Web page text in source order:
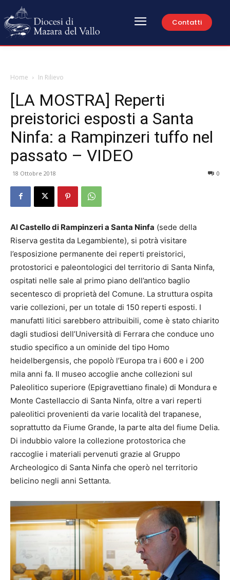
Contatti
Home In Rilievo
[LA MOSTRA] Reperti
preistorici esposti a Santa
Ninfa: a Rampinzeri tuffo nel
passato – VIDEO
18 Ottobre 2018 0
Al Castello di Rampinzeri a Santa Ninfa (sede della
Riserva gestita da Legambiente), si potrà visitare
l’esposizione permanente dei reperti preistorici,
protostorici e paleontologici del territorio di Santa Ninfa,
ospitati nelle sale al primo piano dell’antico baglio
secentesco di proprietà del Comune. La struttura ospita
varie collezioni, per un totale di 150 reperti esposti. I
manufatti litici sarebbero attribuibili, come è stato chiarito
dagli studiosi dell’Università di Ferrara che conduce uno
studio specifico a un ominide del tipo Homo
heidelbergensis, che popolò l’Europa tra i 600 e i 200
mila anni fa. Il museo accoglie anche collezioni sul
Paleolitico superiore (Epigravettiano finale) di Mondura e
Monte Castellaccio di Santa Ninfa, oltre a vari reperti
paleolitici provenienti da varie località del trapanese,
soprattutto da Fiume Grande, la parte alta del fiume Delia.
Di indubbio valore la collezione protostorica che
raccoglie i materiali pervenuti grazie al Gruppo
Archeologico di Santa Ninfa che operò nel territorio
belicino negli anni Settanta.